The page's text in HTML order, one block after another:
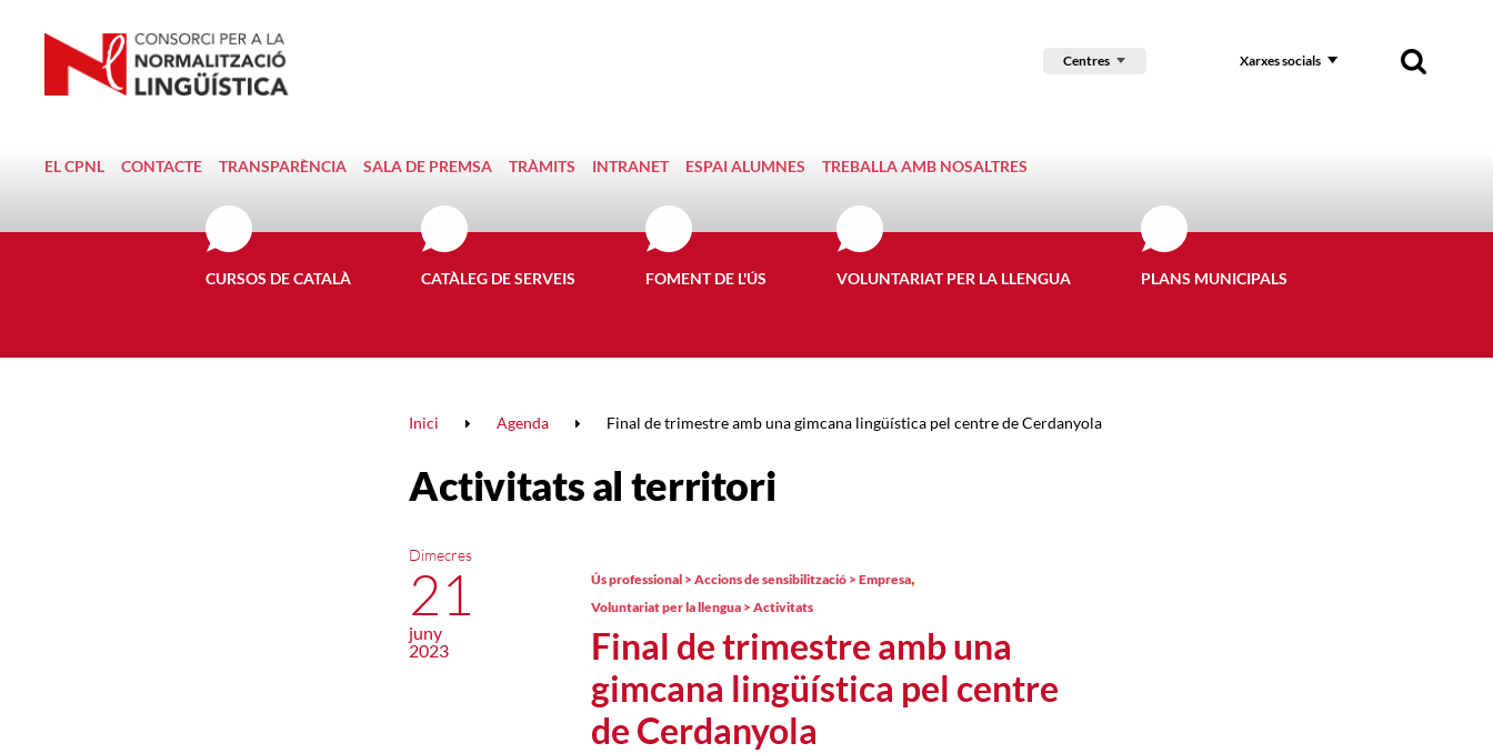
Centres Xarxes socials
EL CPNL CONTACTE TRANSPARÈNCIA SALA DE PREMSA TRÀMITS INTRANET ESPAI ALUMNES TREBALLA AMB NOSALTRES
CURSOS DE CATALÀ CATÀLEG DE SERVEIS FOMENT DE L'ÚS VOLUNTARIAT PER LA LLENGUA PLANS MUNICIPALS
Inici Agenda Final de trimestre amb una gimcana lingüística pel centre de Cerdanyola
Activitats al territori
Final de trimestre amb una
gimcana lingüística pel centre
de Cerdanyola
Ús professional > Accions de sensibilització > Empresa,
Voluntariat per la llengua > Activitats
Dimecres
21
juny
2023